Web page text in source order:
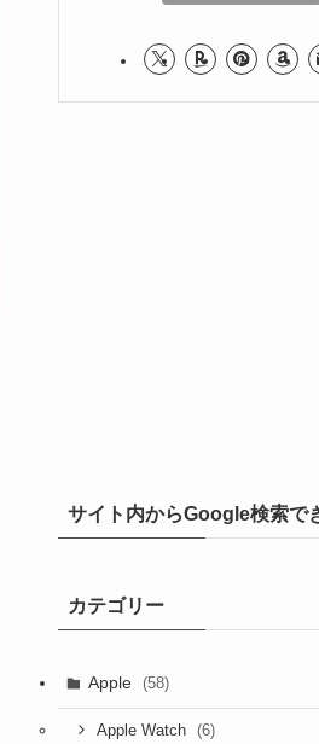
サイト内からGoogle検索で
カテゴリー
Apple (58)
Apple Watch (6)